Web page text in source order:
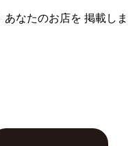
あなたのお店を 掲載しま